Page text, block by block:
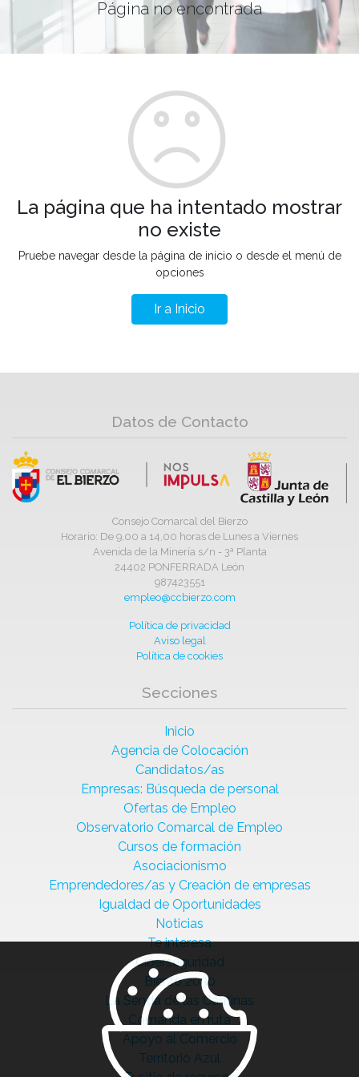
Página no encontrada
La página que ha intentado mostrar
no existe
Pruebe navegar desde la página de inicio o desde el menú de
opciones
Ir a Inicio
Datos de Contacto
Consejo Comarcal del Bierzo
Horario: De 9,00 a 14,00 horas de Lunes a Viernes
Avenida de la Minería s/n - 3ª Planta
24402 PONFERRADA León
987423551
empleo@ccbierzo.com
Política de privacidad
Aviso legal
Política de cookies
Secciones
Inicio
Agencia de Colocación
Candidatos/as
Empresas: Búsqueda de personal
Ofertas de Empleo
Observatorio Comarcal de Empleo
Cursos de formación
Asociacionismo
Emprendedores/as y Creación de empresas
Igualdad de Oportunidades
Noticias
Te interesa
Ciberseguridad
Bierzo 2030
La Senda de las Cantinas
Comanda en ruta
Apoyo al Comercio
Territorio Azul